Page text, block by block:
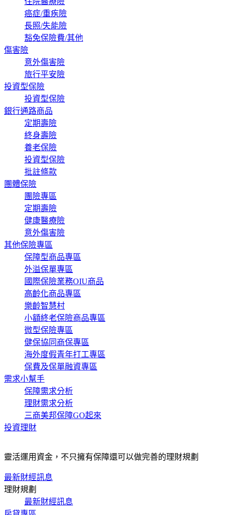
癌症/重疾險
長照/失能險
豁免保險費/其他
傷害險
意外傷害險
旅行平安險
投資型保險
投資型保險
銀行通路商品
定期壽險
終身壽險
養老保險
投資型保險
批註條款
團體保險
團險專區
定期壽險
健康醫療險
意外傷害險
其他保險專區
保障型商品專區
外溢保單專區
國際保險業務OIU商品
高齡化商品專區
樂齡智慧村
小額終老保險商品專區
微型保險專區
健保協同商保專區
海外度假青年打工專區
保費及保單融資專區
需求小幫手
保障需求分析
理財需求分析
三商美邦保障GO起來
投資理財
靈活運用資金，不只擁有保障還可以做完善的理財規劃
最新財經訊息
理財規劃
最新財經訊息